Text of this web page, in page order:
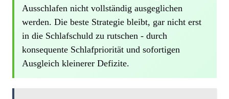
Ausschlafen nicht vollständig ausgeglichen
werden. Die beste Strategie bleibt, gar nicht erst
in die Schlafschuld zu rutschen - durch
konsequente Schlafpriorität und sofortigen
Ausgleich kleinerer Defizite.